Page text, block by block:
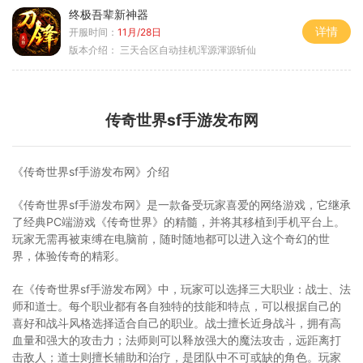
终极吾辈新神器
开服时间： 11月/28日
版本介绍： 三天合区自动挂机浑源渾源斩仙
详情
传奇世界sf手游发布网
《传奇世界sf手游发布网》介绍
《传奇世界sf手游发布网》是一款备受玩家喜爱的网络游戏，它继承
了经典PC端游戏《传奇世界》的精髓，并将其移植到手机平台上。
玩家无需再被束缚在电脑前，随时随地都可以进入这个奇幻的世
界，体验传奇的精彩。
在《传奇世界sf手游发布网》中，玩家可以选择三大职业：战士、法
师和道士。每个职业都有各自独特的技能和特点，可以根据自己的
喜好和战斗风格选择适合自己的职业。战士擅长近身战斗，拥有高
血量和强大的攻击力；法师则可以释放强大的魔法攻击，远距离打
击敌人；道士则擅长辅助和治疗，是团队中不可或缺的角色。玩家